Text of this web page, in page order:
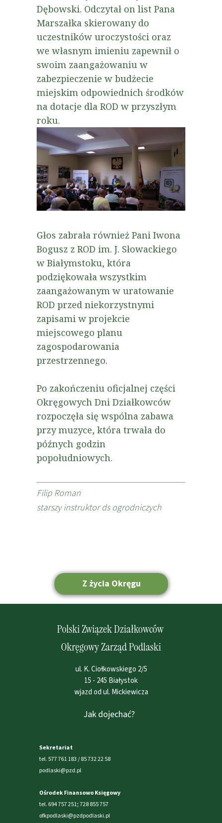
Z życia Okręgu
Strona główna
Dębowski. Odczytał on list Pana
Marszałka skierowany do
uczestników uroczystości oraz
we własnym imieniu zapewnił o
swoim zaangażowaniu w
zabezpieczenie w budżecie
miejskim odpowiednich środków
na dotacje dla ROD w przyszłym
roku.
Głos zabrała również Pani Iwona
Bogusz z ROD im. J. Słowackiego
w Białymstoku, która
podziękowała wszystkim
zaangażowanym w uratowanie
ROD przed niekorzystnymi
zapisami w projekcie
miejscowego planu
zagospodarowania
przestrzennego.
Po zakończeniu oficjalnej części
Okręgowych Dni Działkowców
rozpoczęła się wspólna zabawa
przy muzyce, która trwała do
późnych godzin
popołudniowych.
Filip Roman
starszy instruktor ds ogrodniczych
Jak dojechać?
Polski Związek Działkowców
Okręgowy Zarząd Podlaski
ul. K. Ciołkowskiego 2/5
15 - 245 Białystok
wjazd od ul. Mickiewicza
Sekretariat
tel. 577 761 183 / 85 732 22 58
podlaski@pzd.pl
Ośrodek Finansowo Księgowy
tel. 694 757 251; 728 855 757
ofkpodlaski@pzdpodlaski.pl